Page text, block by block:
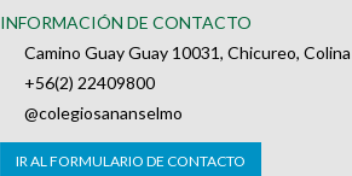
INFORMACIÓN DE CONTACTO
Camino Guay Guay 10031, Chicureo, Colina
+56(2) 22409800
@colegiosananselmo
IR AL FORMULARIO DE CONTACTO